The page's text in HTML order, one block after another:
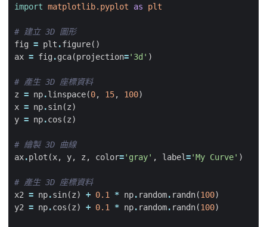
import matplotlib.pyplot as plt
# 建立 3D 圖形
fig = plt .figure()
ax = fig .gca(projection='3d' )
# 產生 3D 座標資料
z = np.linspace(0, 15, 100)
x = np.sin(z)
y = np.cos (z)
# 繪製 3D 曲線
ax.plot (x, y, z , color='gray' , label='My Curve' )
# 產生 3D 座標資料
x2 = np.sin(z) + 0.1 * np. random. randn(100)
y2 = np.cos (z) + 0.1 * np. random. randn(100)